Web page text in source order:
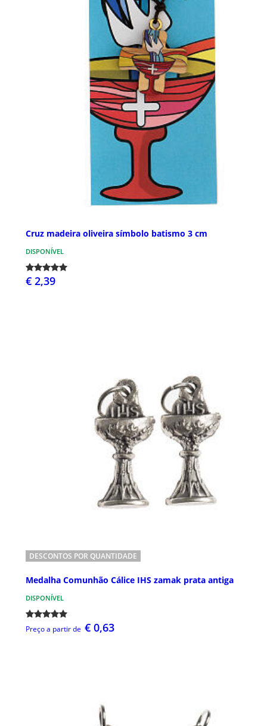
Cruz madeira oliveira símbolo batismo 3 cm
DISPONÍVEL
€ 2,39
DESCONTOS POR QUANTIDADE
Medalha Comunhão Cálice IHS zamak prata antiga
DISPONÍVEL
Preço a partir de € 0,63